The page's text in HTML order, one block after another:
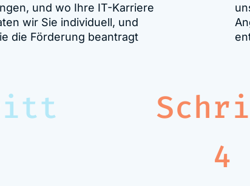
und wo Ihre IT-Karriere
wir Sie individuell, und
die Förderung beantragt
4